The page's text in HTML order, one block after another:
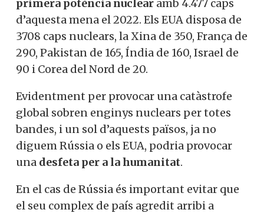
primera potència nuclear amb 4.477 caps
d’aquesta mena el 2022. Els EUA disposa de
3708 caps nuclears, la Xina de 350, França de
290, Pakistan de 165, Índia de 160, Israel de
90 i Corea del Nord de 20.
Evidentment per provocar una catàstrofe
global sobren enginys nuclears per totes
bandes, i un sol d’aquests països, ja no
diguem Rússia o els EUA, podria provocar
una desfeta per a la humanitat.
En el cas de Rússia és important evitar que
el seu complex de país agredit arribi a